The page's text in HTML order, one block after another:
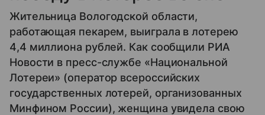
Жительница Вологодской области,
работающая пекарем, выиграла в лотерею
4,4 миллиона рублей. Как сообщили РИА
Новости в пресс-службе «Национальной
Лотереи» (оператор всероссийских
государственных лотерей, организованных
Минфином России), женщина увидела свою